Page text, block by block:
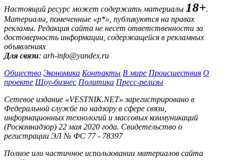
Настоящий ресурс может содержать материалы 18+.
Материалы, помеченные «р*», публикуются на правах
рекламы. Редакция сайта не несет ответственности за
достоверность информации, содержащейся в рекламных
объявлениях
Для связи: arh-info@yandex.ru
Общество Экономика Контакты В мире Происшествия О
проекте Шоу-бизнес Политика Пресс-релизы
Сетевое издание «VESTNIK.NET» зарегистрировано в
Федеральной службе по надзору в сфере связи,
информационных технологий и массовых коммуникаций
(Роскомнадзор) 22 мая 2020 года. Свидетельство о
регистрации ЭЛ № ФС 77 - 78397
Полное или частичное использовании материалов сайта